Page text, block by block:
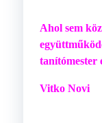
Ahol sem
tanítómester
Vitko Novi